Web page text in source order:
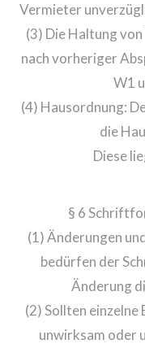
Vermieter
(3) Die Haltung
nach vorheriger
W1
(4) Hausordnung:
die
Diese
§ 6
(1) Änderungen
bedürfen der
Änderung
(2) Sollten
unwirksam oder